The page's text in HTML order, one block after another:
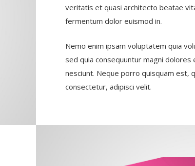
veritatis et quasi architecto beatae
fermentum dolor euismod in.
Nemo enim ipsam voluptatem quia
sed quia consequuntur magni
nesciunt. Neque porro quisquam est,
consectetur, adipisci velit.